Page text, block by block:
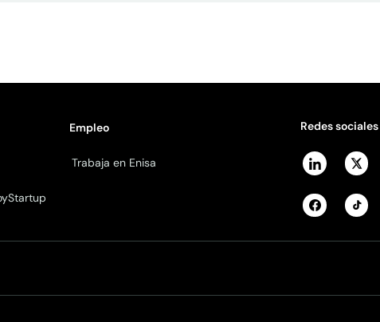
Empleo
Trabaja en Enisa
Redes sociales